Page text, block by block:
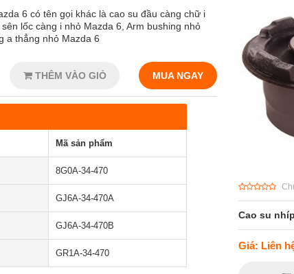
6 có tên gọi khác là cao su đầu càng chữ i
lốc càng i nhỏ Mazda 6, Arm bushing nhỏ
a thẳng nhỏ Mazda 6
THÊM VÀO GIỎ MUA NGAY
Mã sản phẩm
8G0A-34-470
GJ6A-34-470A
GJ6A-34-470B
GR1A-34-470
Cao su
Giá: Liên